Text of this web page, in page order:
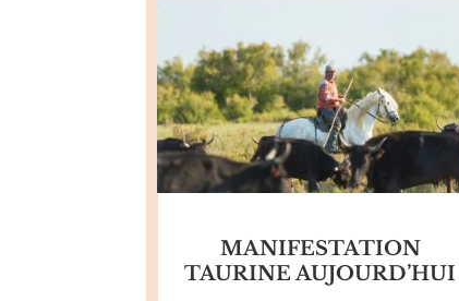
MANIFESTATION
TAURINE AUJOURD’HUI